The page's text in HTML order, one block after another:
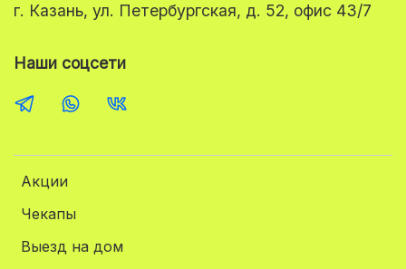
Акции
Чекапы
Выезд на дом
г. Казань, ул. Петербургская, д. 52, офис 43/7
Наши соцсети